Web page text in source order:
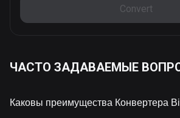
Convert
ЧАСТО ЗАДАВАЕМЫЕ
Каковы преимущества Конвертера